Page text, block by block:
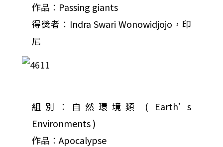
作品︰Passing giants
得獎者︰Indra Swari Wonowidjojo，印
尼
組別︰自然環境類 ( Earth’s
Environments )
作品︰Apocalypse